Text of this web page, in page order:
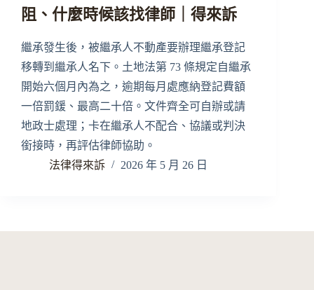
阻、什麼時候該找律師｜得來訴
繼承發生後，被繼承人不動產要辦理繼承登記
移轉到繼承人名下。土地法第 73 條規定自繼承
開始六個月內為之，逾期每月處應納登記費額
一倍罰鍰、最高二十倍。文件齊全可自辦或請
地政士處理；卡在繼承人不配合、協議或判決
銜接時，再評估律師協助。
法律得來訴
2026 年 5 月 26 日